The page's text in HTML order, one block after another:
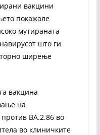
вакцини
покажале
мутираната
што ги
ширење
вакцина
на
BA.2.86 во
во клиничките